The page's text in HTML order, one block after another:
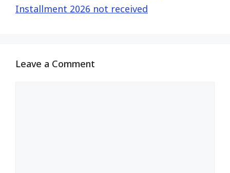
Installment 2026 not received
Leave a Comment